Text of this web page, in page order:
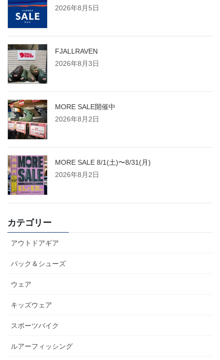
2026年8月5日
FJALLRAVEN
2026年8月3日
MORE SALE開催中
2026年8月2日
MORE SALE 8/1(土)〜8/31(月)
2026年8月2日
カテゴリー
アウトドアギア
パック＆シューズ
ウェア
キッズウェア
スポーツバイク
ルアーフィッシング